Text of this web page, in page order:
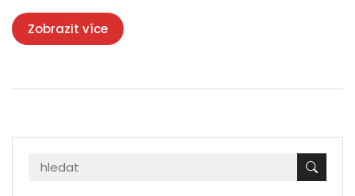
stranou, půjde o praktické rady pro každého.
Zobrazit více